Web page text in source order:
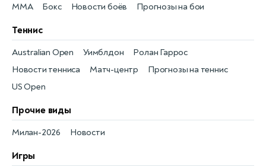
Новости боёв
MMA Прогнозы на бои
Бокс
Теннис
Новости тенниса
Australian Open
Матч-центр
Уимблдон
Прогнозы на теннис
Ролан Гаррос
US Open
Прочие виды
Новости
Милан-2026
Игры